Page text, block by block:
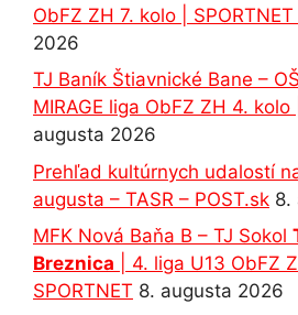
ObFZ ZH 7. kolo | SPORTNET
2026
TJ Baník Štiavnické Bane –
MIRAGE liga ObFZ ZH 4. kolo
augusta 2026
Prehľad kultúrnych udalostí
augusta – TASR – POST.sk 8.
MFK Nová Baňa B – TJ Sokol
Breznica | 4. liga U13 ObFZ
SPORTNET 8. augusta 2026